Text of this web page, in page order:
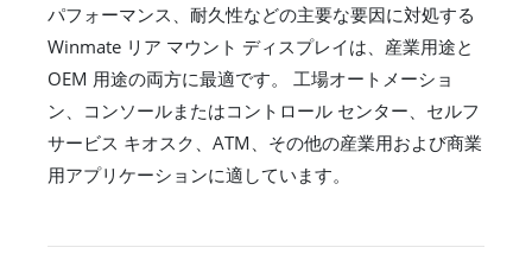
パフォーマンス、耐久性などの主要な要因に対処する
Winmate リア マウント ディスプレイは、産業用途と
OEM 用途の両方に最適です。 工場オートメーショ
ン、コンソールまたはコントロール センター、セルフ
サービス キオスク、ATM、その他の産業用および商業
用アプリケーションに適しています。